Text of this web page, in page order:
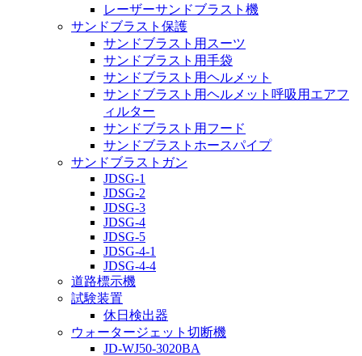
レーザーサンドブラスト機
サンドブラスト保護
サンドブラスト用スーツ
サンドブラスト用手袋
サンドブラスト用ヘルメット
サンドブラスト用ヘルメット呼吸用エアフ
ィルター
サンドブラスト用フード
サンドブラストホースパイプ
サンドブラストガン
JDSG-1
JDSG-2
JDSG-3
JDSG-4
JDSG-5
JDSG-4-1
JDSG-4-4
道路標示機
試験装置
休日検出器
ウォータージェット切断機
JD-WJ50-3020BA